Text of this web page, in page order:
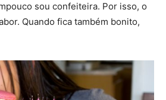
sou confeiteira. Por isso, o
Quando fica também bonito,